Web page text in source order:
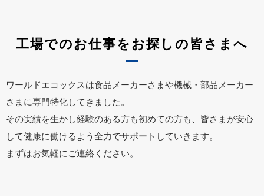
工場でのお仕事をお探しの皆さまへ
ワールドエコックスは食品メーカーさまや機械・部品メーカー
さまに専門特化してきました。
その実績を生かし経験のある方も初めての方も、皆さまが安心
して健康に働けるよう全力でサポートしていきます。
まずはお気軽にご連絡ください。